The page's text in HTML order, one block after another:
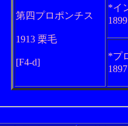
第四プロポンチス
1913 栗毛
[F4-d]
*イ
*プ